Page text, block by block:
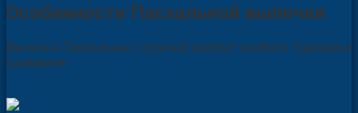
Особенности Пасхальной выпечки
Выпечка Пасхальных куличей требует особого подхода и
внимания: